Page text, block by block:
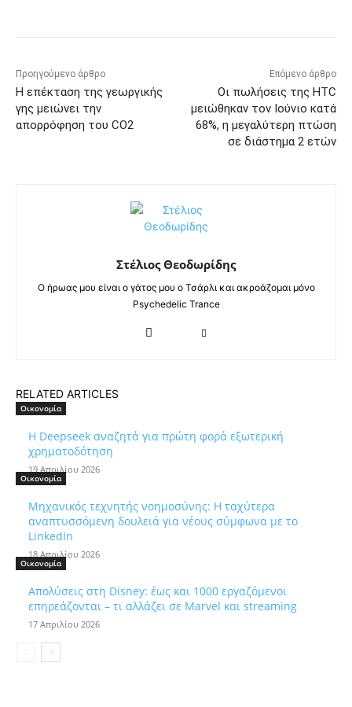
Προηγούμενο άρθρο
Η επέκταση της γεωργικής
γης μειώνει την
απορρόφηση του CO2
Επόμενο άρθρο
Οι πωλήσεις της HTC
μειώθηκαν τον Ιούνιο κατά
68%, η μεγαλύτερη πτώση
σε διάστημα 2 ετών
Στέλιος Θεοδωρίδης
Ο ήρωας μου είναι ο γάτος μου ο Τσάρλι και ακροάζομαι μόνο
Psychedelic Trance
RELATED ARTICLES
Οικονομία
Η Deepseek αναζητά για πρώτη φορά εξωτερική
χρηματοδότηση
19 Απριλίου 2026
Οικονομία
Μηχανικός τεχνητής νοημοσύνης: Η ταχύτερα
αναπτυσσόμενη δουλειά για νέους σύμφωνα με το
LinkedIn
18 Απριλίου 2026
Οικονομία
Απολύσεις στη Disney: έως και 1000 εργαζόμενοι
επηρεάζονται – τι αλλάζει σε Marvel και streaming
17 Απριλίου 2026